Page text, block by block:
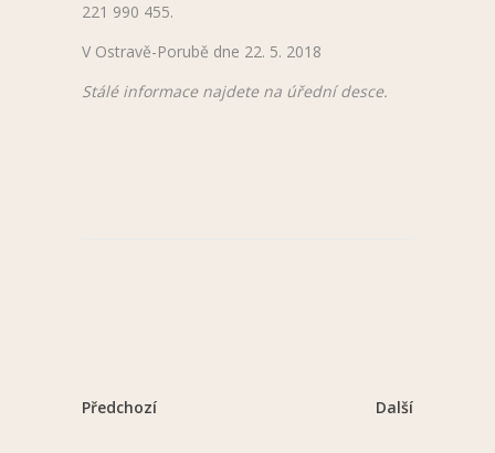
221 990 455.
V Ostravě-Porubě dne 22. 5. 2018
Stálé informace najdete na úřední desce.
Předchozí Další